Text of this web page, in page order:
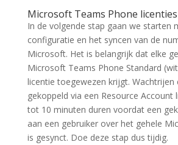
Microsoft Teams Phone licenties
In de volgende stap gaan we starten
configuratie en het syncen van de
Microsoft. Het is belangrijk dat elke
Microsoft Teams Phone Standard
licentie toegewezen krijgt. Wachtrijen
gekoppeld via een Resource Account
tot 10 minuten duren voordat een
aan een gebruiker over het gehele
is gesynct. Doe deze stap dus tijdig.